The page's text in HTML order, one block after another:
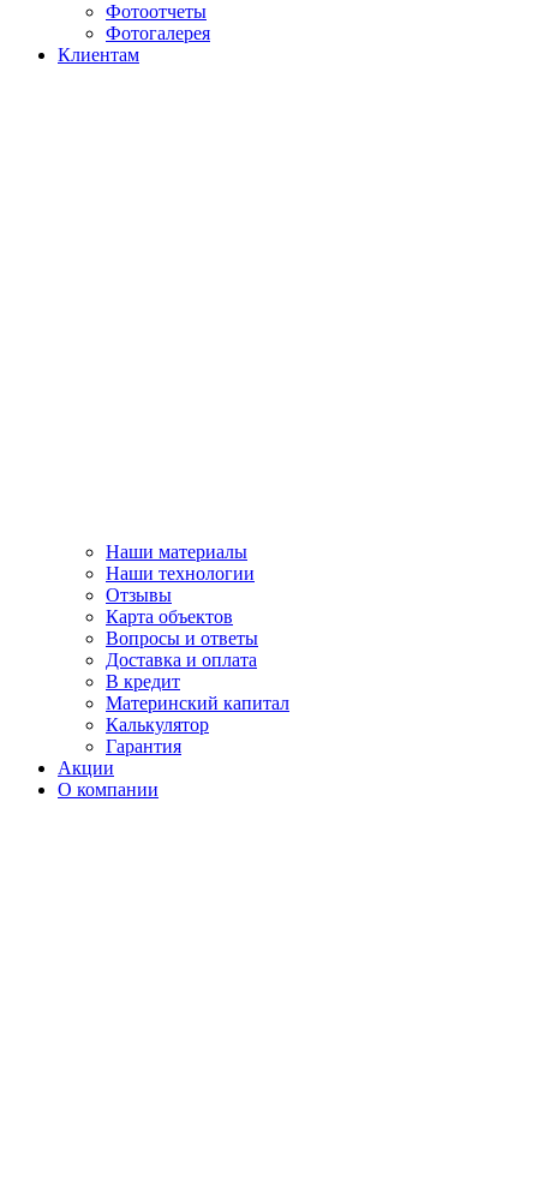
Фотоотчеты
Фотогалерея
Клиентам
Наши материалы
Наши технологии
Отзывы
Карта объектов
Вопросы и ответы
Доставка и оплата
В кредит
Материнский капитал
Калькулятор
Гарантия
Акции
О компании